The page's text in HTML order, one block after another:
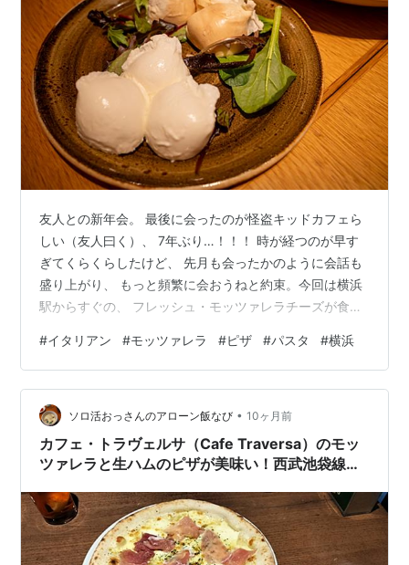
友人との新年会。 最後に会ったのが怪盗キッドカフェら
しい（友人曰く）、 7年ぶり…！！！ 時が経つのが早す
ぎてくらくらしたけど、 先月も会ったかのように会話も
盛り上がり、 もっと頻繁に会おうねと約束。今回は横浜
駅からすぐの、 フレッシュ・モッツァレラチーズが食べ
レラチーズ二種類の食べ比べ。 ピザとパスタの後に、牛
リブロースのタリアータ トラディショナルティラミス品
数も丁度良く、リーズナブルでした。 イタリアンは間違
いないね～
#イタリアン #モッツァレラ #ピザ #パスタ #横浜
ソロ活おっさんのアローン飯なび • 10ヶ月前
カフェ・トラヴェルサ（Cafe Traversa）のモッ
ツァレラと生ハムのピザが美味い！西武池袋線の